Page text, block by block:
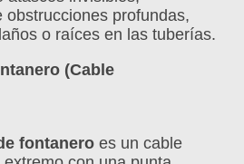
obstrucciones profundas,
o raíces en las tuberías.
(Cable
fontanero es un cable